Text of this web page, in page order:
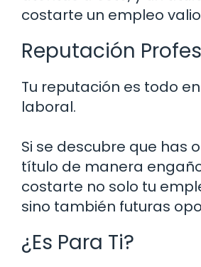
costarte un empleo
Reputación
Tu reputación es todo
laboral.
Si se descubre que has
título de manera
costarte no solo tu
sino también futuras
¿Es Para Ti?